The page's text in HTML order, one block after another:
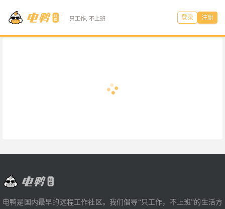
只工作, 不上班 登录 注册
电鸭是国内最早的远程工作社区。我们倡导“只工作，不上班”的生活方